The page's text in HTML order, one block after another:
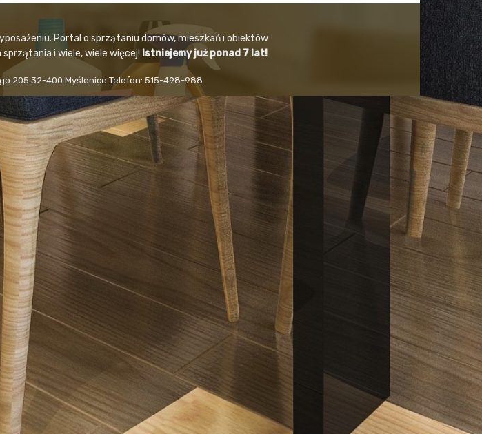
Portal o sprzątaniu domów, mieszkań i obiektów
i wiele, wiele więcej! Istniejemy już ponad 7 lat!
205 32-400 Myślenice Telefon: 515-498-988